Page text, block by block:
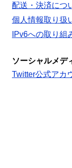
配送・決済につ
個人情報取り扱
IPv6への取り組
ソーシャルメデ
Twitter公式アカ